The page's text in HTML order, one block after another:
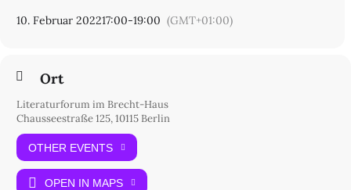
10. Februar 202217:00-19:00 (GMT+01:00)
Ort
Literaturforum im Brecht-Haus
Chausseestraße 125, 10115 Berlin
OTHER EVENTS
OPEN IN MAPS